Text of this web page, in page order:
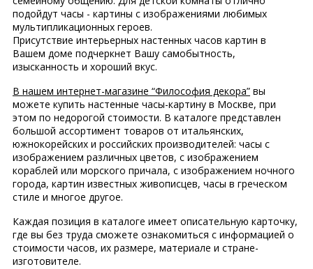
подойдут часы - картины с изображениями любимых
мультипликационных героев.
Присутствие интерьерных настенных часов картин в
Вашем доме подчеркнет Вашу самобытность,
изысканность и хороший вкус.
В нашем интернет-магазине “Философия декора” вы
можете купить настенные часы-картину в Москве, при
этом по недорогой стоимости. В каталоге представлен
большой ассортимент товаров от итальянских,
южнокорейских и российских производителей: часы с
изображением различных цветов, с изображением
кораблей или морского причала, с изображением ночного
города, картин известных живописцев, часы в греческом
стиле и многое другое.
Каждая позиция в каталоге имеет описательную карточку,
где вы без труда сможете ознакомиться с информацией о
стоимости часов, их размере, материале и стране-
изготовителе.